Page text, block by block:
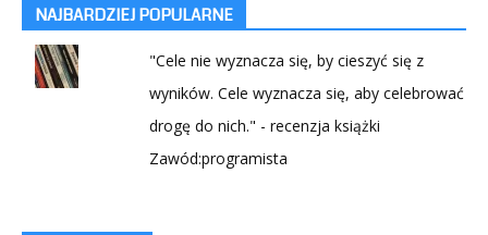
NAJBARDZIEJ POPULARNE
"Cele nie wyznacza się, by cieszyć się z
wyników. Cele wyznacza się, aby celebrować
drogę do nich." - recenzja książki
Zawód:programista